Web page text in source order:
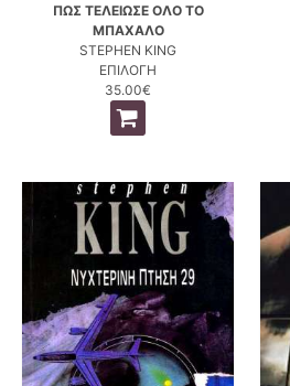
ΠΩΣ ΤΕΛΕΙΩΣΕ ΟΛΟ ΤΟ
ΜΠΑΧΑΛΟ
STEPHEN KING
ΕΠΙΛΟΓΗ
35.00€